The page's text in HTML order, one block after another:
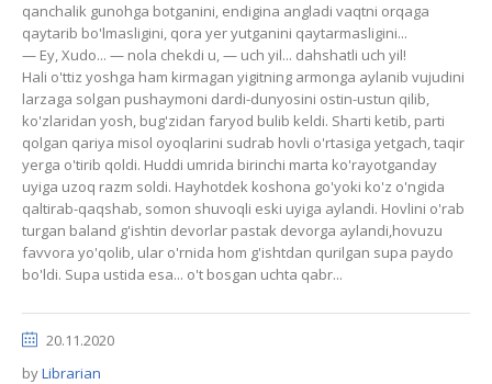
qanchalik gunohga botganini, endigina angladi vaqtni orqaga
qaytarib bo'lmasligini, qora yer yutganini qaytarmasligini...
— Ey, Xudo... — nola chekdi u, — uch yil... dahshatli uch yil!
Hali o'ttiz yoshga ham kirmagan yigitning armonga aylanib vujudini
larzaga solgan pushaymoni dardi-dunyosini ostin-ustun qilib,
ko'zlaridan yosh, bug'zidan faryod bulib keldi. Sharti ketib, parti
qolgan qariya misol oyoqlarini sudrab hovli o'rtasiga yetgach, taqir
yerga o'tirib qoldi. Huddi umrida birinchi marta ko'rayotganday
uyiga uzoq razm soldi. Hayhotdek koshona go'yoki ko'z o'ngida
qaltirab-qaqshab, somon shuvoqli eski uyiga aylandi. Hovlini o'rab
turgan baland g'ishtin devorlar pastak devorga aylandi,hovuzu
favvora yo'qolib, ular o'rnida hom g'ishtdan qurilgan supa paydo
bo'ldi. Supa ustida esa... o't bosgan uchta qabr...
20.11.2020
byLibrarian